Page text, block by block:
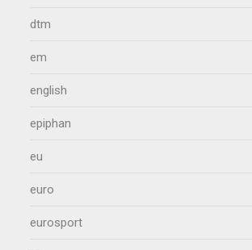
dtm
em
english
epiphan
eu
euro
eurosport